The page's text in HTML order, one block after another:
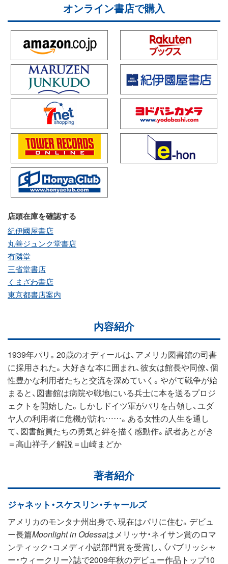
オンライン書店で購入
店頭在庫を確認する
紀伊國屋書店
丸善ジュンク堂書店
有隣堂
三省堂書店
くまざわ書店
東京都書店案内
内容紹介
1939年パリ。20歳のオディールは、アメリカ図書館の司書
に採用された。大好きな本に囲まれ、彼女は館長や同僚、個
性豊かな利用者たちと交流を深めていく。やがて戦争が始
まると、図書館は病院や戦地にいる兵士に本を送るプロジ
ェクトを開始した。しかしドイツ軍がパリを占領し、ユダ
ヤ人の利用者に危機が訪れ……。ある女性の人生を通し
て、図書館員たちの勇気と絆を描く感動作。訳者あとがき
＝高山祥子／解説＝山崎まどか
著者紹介
ジャネット・スケスリン・チャールズ
アメリカのモンタナ州出身で、現在はパリに住む。デビュ
ー長篇Moonlight in Odessaはメリッサ・ネイサン賞のロマ
ンティック・コメディ小説部門賞を受賞し、〈パブリッシャ
ー・ウィークリー〉誌で2009年秋のデビュー作品トップ10